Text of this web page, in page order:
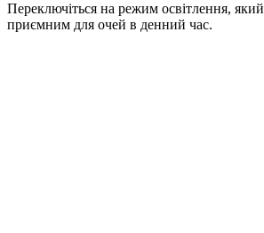
Переключіться на режим освітлення,
приємним для очей в денний час.